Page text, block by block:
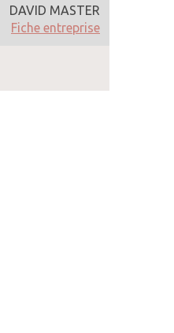
DAVID MASTER
Fiche entreprise